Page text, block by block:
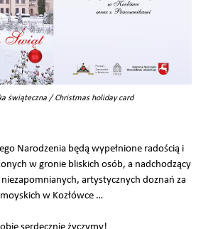
świąteczna / Christmas holiday card
Narodzenia będą wypełnione radością i
w gronie bliskich osób, a nadchodzący
artystycznych doznań za
w Kozłówce …